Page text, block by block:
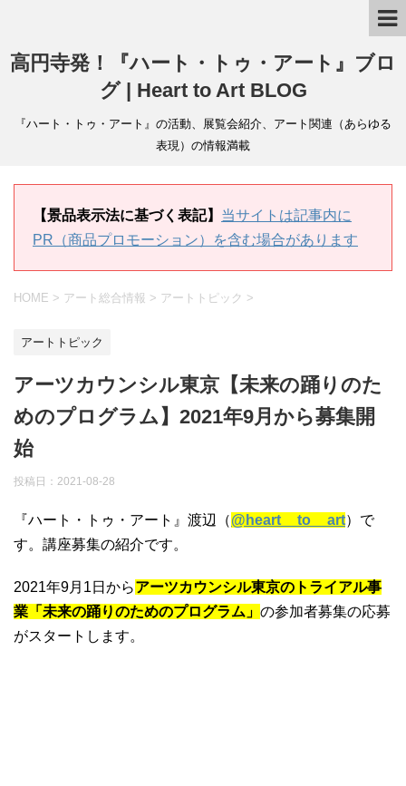
高円寺発！『ハート・トゥ・アート』ブロ
グ | Heart to Art BLOG
『ハート・トゥ・アート』の活動、展覧会紹介、アート関連（あらゆる
表現）の情報満載
【景品表示法に基づく表記】 当サイトは記事内に
PR（商品プロモーション）を含む場合があります
HOME > アート総合情報 > アートトピック >
アートトピック
アーツカウンシル東京【未来の踊りのた
めのプログラム】2021年9月から募集開
始
投稿日： 2021-08-28
『ハート・トゥ・アート』渡辺（@heart__to__art）で
す。講座募集の紹介です。
2021年9月1日からアーツカウンシル東京のトライアル事
業「未来の踊りのためのプログラム」 の参加者募集の応募
がスタートします。